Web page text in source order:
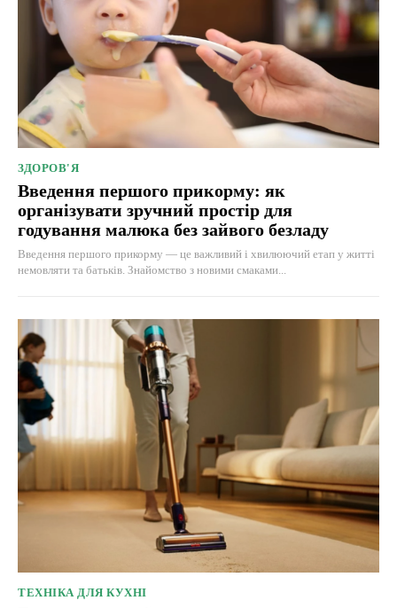
ЗДОРОВ'Я
Введення першого прикорму: як
організувати зручний простір для
годування малюка без зайвого безладу
Введення першого прикорму — це важливий і хвилюючий етап у житті
немовляти та батьків. Знайомство з новими смаками...
ТЕХНІКА ДЛЯ КУХНІ